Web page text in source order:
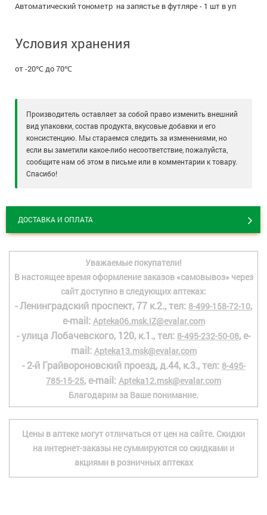
Автоматический тонометр на запястье в футляре - 1 шт в уп
Условия хранения
от -20℃ до 70℃
Производитель оставляет за собой право изменить внешний
вид упаковки, состав продукта, вкусовые добавки и его
консистенцию. Мы стараемся следить за изменениями, но
если вы заметили какое-либо несоответствие, пожалуйста,
сообщите нам об этом в письме или в комментарии к товару.
Спасибо!
ДОСТАВКА И ОПЛАТА
Уважаемые покупатели!
В настоящее время оформление заказов «самовывоз» через
сайт доступно в следующих аптеках:
- Ленинградский проспект, 77 к.2., тел: 8-499-158-72-10,
e-mail: Apteka06.msk.IZ@evalar.com
- улица Лобачевского, 120, к.1., тел: 8-495-232-50-08, e-
mail: Apteka13.msk@evalar.com
- 2-й Грайвороновский проезд, д.44, к.3., тел: 8-495-
785-15-25, e-mail: Apteka12.msk@evalar.com
Благодарим за Ваше понимание.
Цены в аптеке могут отличаться от цен на сайте. Скидки
на интернет-заказы не суммируются со скидками и
акциями в розничных аптеках